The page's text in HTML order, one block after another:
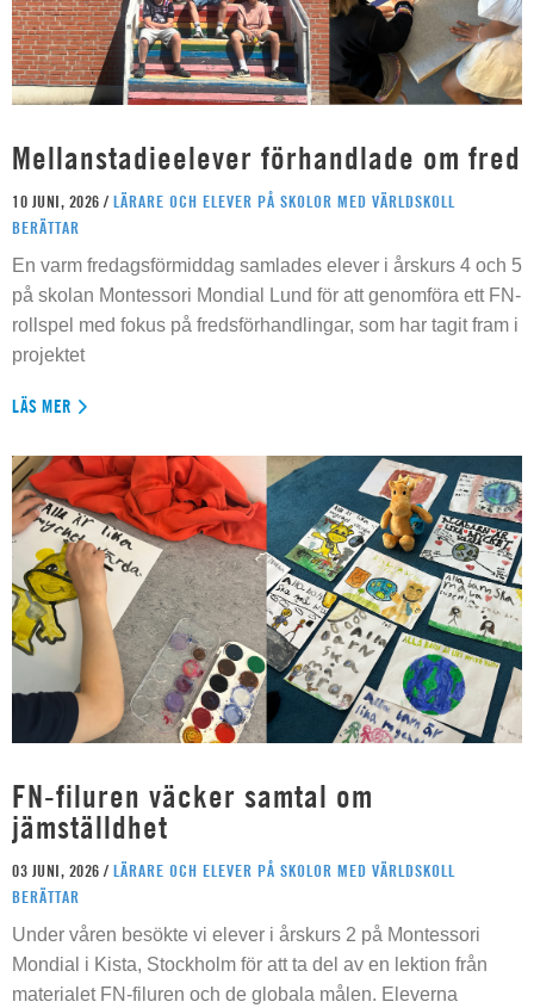
Mellanstadieelever förhandlade om fred
10 JUNI, 2026 / LÄRARE OCH ELEVER PÅ SKOLOR MED VÄRLDSKOLL
BERÄTTAR
En varm fredagsförmiddag samlades elever i årskurs 4 och 5
på skolan Montessori Mondial Lund för att genomföra ett FN-
rollspel med fokus på fredsförhandlingar, som har tagit fram i
projektet
LÄS MER
FN-filuren väcker samtal om
jämställdhet
03 JUNI, 2026 / LÄRARE OCH ELEVER PÅ SKOLOR MED VÄRLDSKOLL
BERÄTTAR
Under våren besökte vi elever i årskurs 2 på Montessori
Mondial i Kista, Stockholm för att ta del av en lektion från
materialet FN-filuren och de globala målen. Eleverna